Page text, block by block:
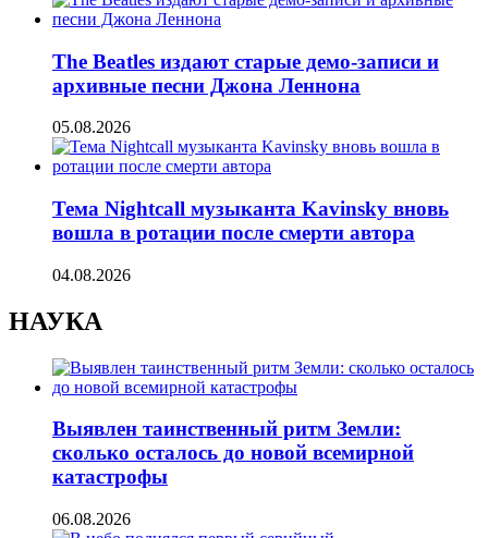
The Beatles издают старые демо-записи и
архивные песни Джона Леннона
05.08.2026
Тема Nightcall музыканта Kavinsky вновь
вошла в ротации после смерти автора
04.08.2026
НАУКА
Выявлен таинственный ритм Земли:
сколько осталось до новой всемирной
катастрофы
06.08.2026